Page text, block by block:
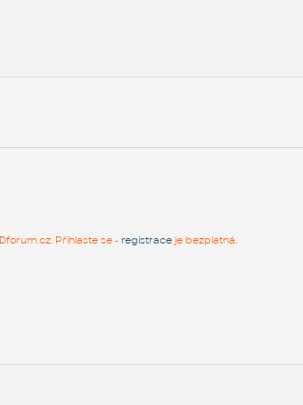
Přihlaste se - registraceje bezplatná.